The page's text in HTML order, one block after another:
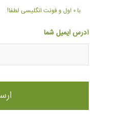
با ۰ اول و فونت انگلیسی لطفا!
آدرس ایمیل شما